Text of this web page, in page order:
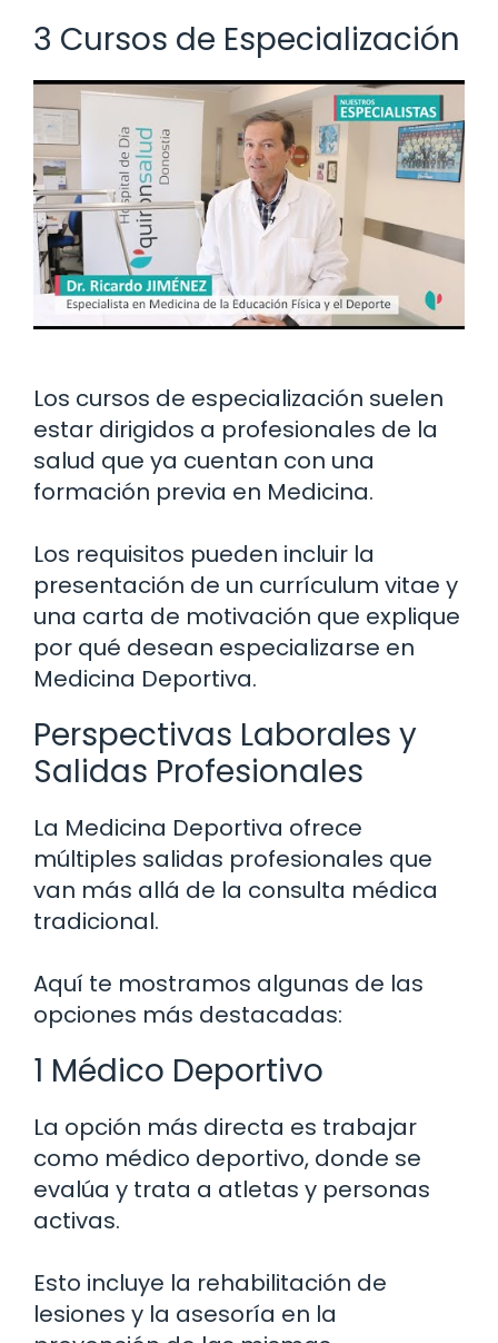
3 Cursos de Especialización
Los cursos de especialización suelen
estar dirigidos a profesionales de la
salud que ya cuentan con una
formación previa en Medicina.
Los requisitos pueden incluir la
presentación de un currículum vitae y
una carta de motivación que explique
por qué desean especializarse en
Medicina Deportiva.
Perspectivas Laborales y
Salidas Profesionales
La Medicina Deportiva ofrece
múltiples salidas profesionales que
van más allá de la consulta médica
tradicional.
Aquí te mostramos algunas de las
opciones más destacadas:
1 Médico Deportivo
La opción más directa es trabajar
como médico deportivo, donde se
evalúa y trata a atletas y personas
activas.
Esto incluye la rehabilitación de
lesiones y la asesoría en la